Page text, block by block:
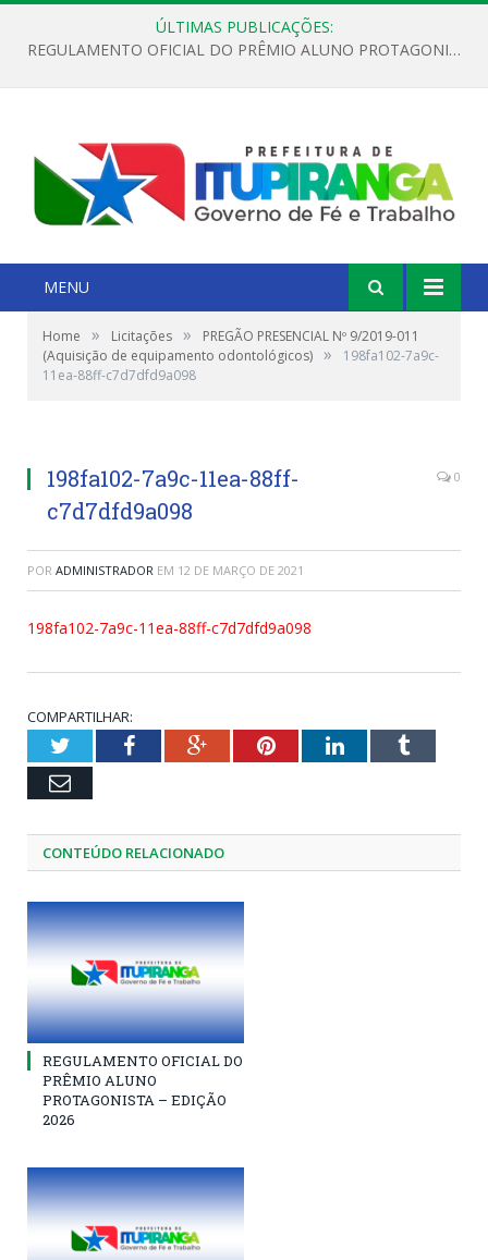
ÚLTIMAS PUBLICAÇÕES:
REGULAMENTO OFICIAL DO PRÊMIO ALUNO PROTAGONISTA – EDIÇÃO 2026
MENU
Home » Licitações »
PREGÃO PRESENCIAL Nº 9/2019-011
(Aquisição de equipamento odontológicos) »
198fa102-7a9c-
11ea-88ff-c7d7dfd9a098
198fa102-7a9c-11ea-88ff-
c7d7dfd9a098
0
POR ADMINISTRADOR EM 12 DE MARÇO DE 2021
198fa102-7a9c-11ea-88ff-c7d7dfd9a098
COMPARTILHAR:
TwitterFacebookGoogle+PinterestLinkedInTumblr
Email
CONTEÚDO RELACIONADO
REGULAMENTO OFICIAL DO
PRÊMIO ALUNO
PROTAGONISTA – EDIÇÃO
2026